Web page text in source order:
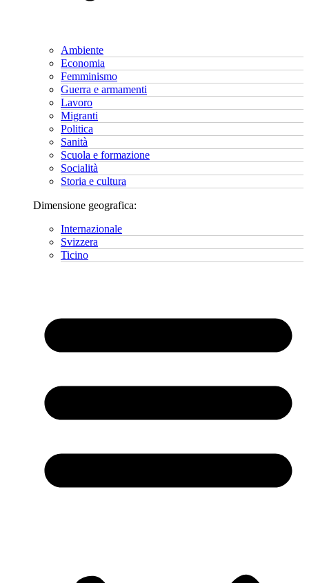
Ambiente
Economia
Femminismo
Guerra e armamenti
Lavoro
Migranti
Politica
Sanità
Scuola e formazione
Socialità
Storia e cultura
Dimensione geografica:
Internazionale
Svizzera
Ticino